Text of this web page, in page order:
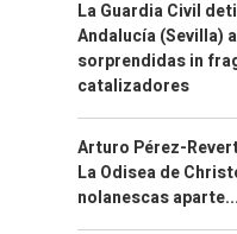
La Guardia Civil
Andalucía (Sevilla)
sorprendidas in
catalizadores
Arturo Pérez-
La Odisea de
nolanescas